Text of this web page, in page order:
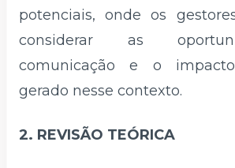
potenciais, onde os
considerar as
comunicação e o
gerado nesse contexto.
2. REVISÃO TEÓRICA